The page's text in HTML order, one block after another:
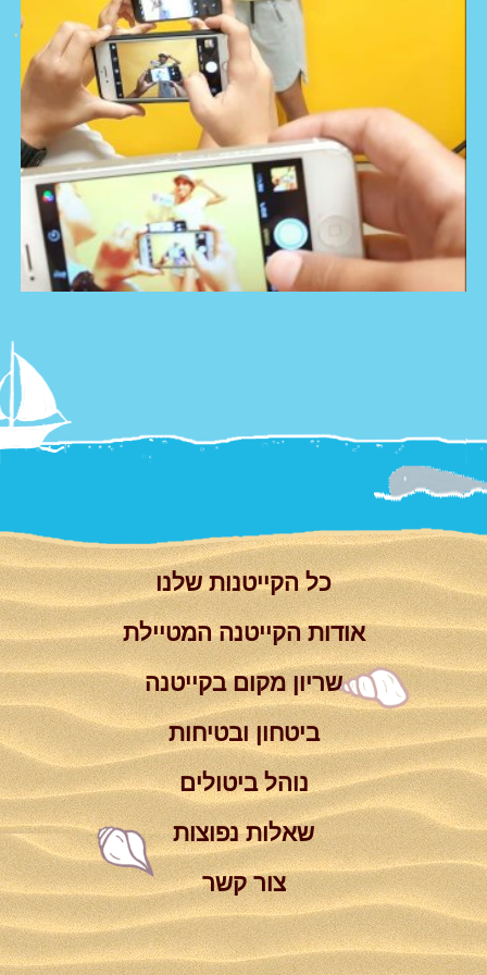
Summer
וידאו
'סגור תפריט'
כל הקייטנות שלנו
אודות הקייטנה המטיילת
שריון מקום בקייטנה
ביטחון ובטיחות
נוהל ביטולים
שאלות נפוצות
צור קשר